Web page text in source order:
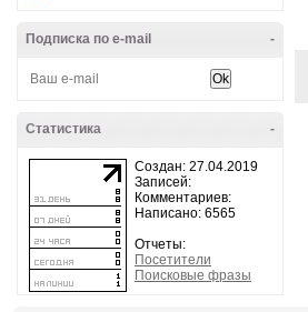
-
Подписка по e-mail
-
Статистика
Создан: 27.04.2019
Записей:
Комментариев:
Написано: 6565
Отчеты:
Посетители
Поисковые фразы